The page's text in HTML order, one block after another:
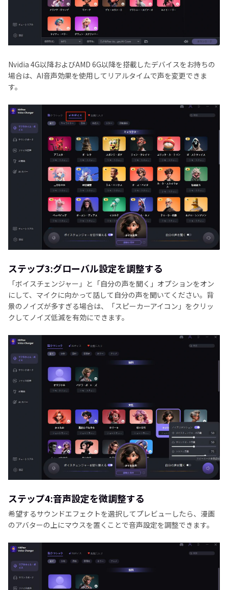
Nvidia 4G以降およびAMD 6G以降を搭載したデバイスをお持ちの
場合は、AI音声効果を使用してリアルタイムで声を変更できま
す。
ステップ3:グローバル設定を調整する
「ボイスチェンジャー」と「自分の声を聞く」オプションをオン
にして、マイクに向かって話して自分の声を聞いてください。背
景のノイズが多すぎる場合は、「スピーカーアイコン」をクリッ
クしてノイズ低減を有効にできます。
ステップ4:音声設定を微調整する
希望するサウンドエフェクトを選択してプレビューしたら、漫画
のアバターの上にマウスを置くことで音声設定を調整できます。